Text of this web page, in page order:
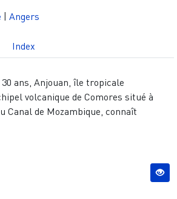
| Angers
Index
ans, Anjouan, île tropicale
volcanique de Comores situé à
Canal de Mozambique, connaît